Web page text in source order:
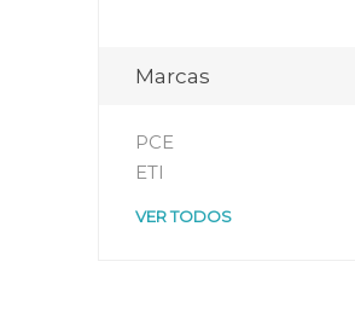
Marcas
PCE
ETI
VER TODOS